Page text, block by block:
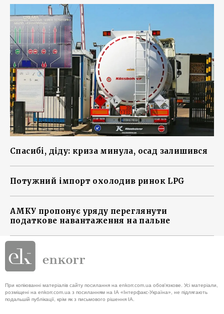
Спасибі, діду: криза минула, осад залишився
Потужний імпорт охолодив ринок LPG
АМКУ пропонує уряду переглянути
податкове навантаження на пальне
При копіюванні матеріалів сайту посилання на enkorr.com.ua обов'язкове. Усі матеріали,
розміщені на enkorr.com.ua з посиланням на ІА «Інтерфакс-Україна», не підлягають
подальшій публікації, крім як з письмового рішення ІА.